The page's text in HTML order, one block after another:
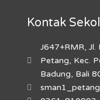
Kontak
J647+RMR, Jl.
Petang, Kec.
Badung, Bali